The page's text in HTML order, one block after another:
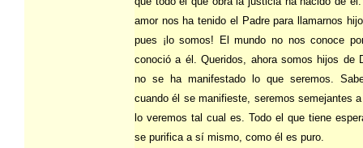
amor nos ha tenido el Padre para llamarnos
pues ¡lo somos! El mundo no nos conoce
conoció a él. Queridos, ahora somos hijos de
no se ha manifestado lo que seremos.
cuando él se manifieste, seremos semejantes
lo veremos tal cual es. Todo el que tiene
se purifica a sí mismo, como él es puro.